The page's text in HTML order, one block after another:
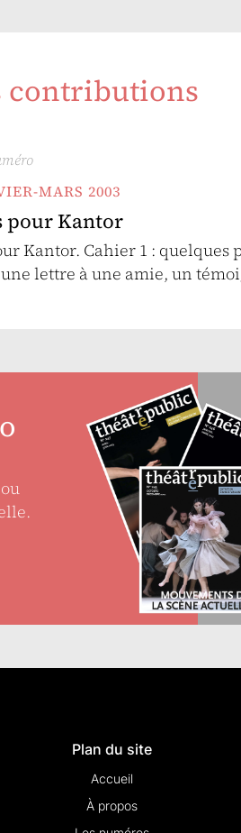
contributions
MARS 2003
pour Kantor
Kantor. Cahier 1 : quelques
lettre à une amie, un
Plan du site
Accueil
À propos